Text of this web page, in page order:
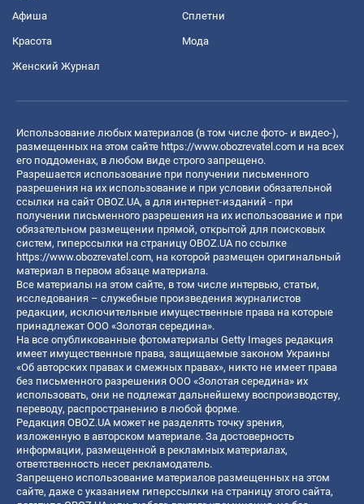
Афиша Сплетни
Красота Мода
Женский Журнал
Использование любых материалов (в том числе фото- и видео-),
размещенных на этом сайте https://www.obozrevatel.com и на всех
его поддоменах, в любом виде строго запрещено.
Разрешается использование при получении письменного
разрешения на их использование и при условии обязательной
ссылки на сайт OBOZ.UA, а для интернет-изданий - при
получении письменного разрешения на их использование и при
обязательном размещении прямой, открытой для поисковых
систем, гиперссылки на страницу OBOZ.UA по ссылке
https://www.obozrevatel.com, на которой размещен оригинальный
материал в первом абзаце материала.
Все материалы на этом сайте, в том числе интервью, статьи,
исследования – служебные произведения журналистов
редакции, исключительные имущественные права на которые
принадлежат ООО «Золотая середина».
На все опубликованные фотоматериалы Getty Images редакция
имеет имущественные права, защищаемые законом Украины
«Об авторских правах и смежных правах», никто не имеет права
без письменного разрешения ООО «Золотая середина» их
использовать, они не подлежат дальнейшему воспроизводству,
переводу, распространению в любой форме.
Редакция OBOZ.UA может не разделять точку зрения,
изложенную в авторском материале. За достоверность
информации, размещенной в рекламных материалах,
ответственность несет рекламодатель.
Запрещено использование материалов размещенных на этом
сайте, даже с указанием гиперссылки на страницу этого сайта,